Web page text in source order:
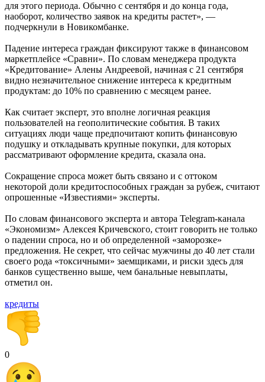
для этого периода. Обычно с сентября и до конца года,
наоборот, количество заявок на кредиты растет», —
подчеркнули в Новикомбанке.
Падение интереса граждан фиксируют также в финансовом
маркетплейсе «Сравни». По словам менеджера продукта
«Кредитование» Алены Андреевой, начиная с 21 сентября
видно незначительное снижение интереса к кредитным
продуктам: до 10% по сравнению с месяцем ранее.
Как считает эксперт, это вполне логичная реакция
пользователей на геополитические события. В таких
ситуациях люди чаще предпочитают копить финансовую
подушку и откладывать крупные покупки, для которых
рассматривают оформление кредита, сказала она.
Сокращение спроса может быть связано и с оттоком
некоторой доли кредитоспособных граждан за рубеж, считают
опрошенные «Известиями» эксперты.
По словам финансового эксперта и автора Telegram-канала
«Экономизм» Алексея Кричевского, стоит говорить не только
о падении спроса, но и об определенной «заморозке»
предложения. Не секрет, что сейчас мужчины до 40 лет стали
своего рода «токсичными» заемщиками, и риски здесь для
банков существенно выше, чем банальные невыплаты,
отметил он.
кредиты
0